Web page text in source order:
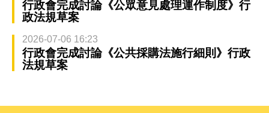
行政會完成討論《公眾意見處理運作制度》行
政法規草案
2026-07-06 16:23
行政會完成討論《公共採購法施行細則》行政
法規草案